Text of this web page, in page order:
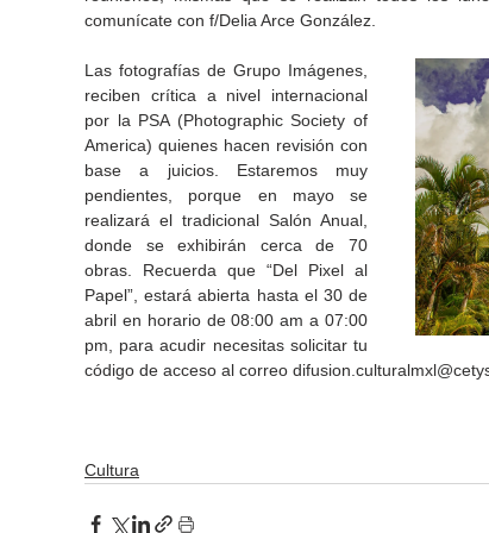
comunícate con f/Delia Arce González.
Las fotografías de Grupo Imágenes,
reciben crítica a nivel internacional
por la PSA (Photographic Society of
America) quienes hacen revisión con
base a juicios. Estaremos muy
pendientes, porque en mayo se
realizará el tradicional Salón Anual,
donde se exhibirán cerca de 70
obras. Recuerda que “Del Pixel al
Papel”, estará abierta hasta el 30 de
abril en horario de 08:00 am a 07:00
pm, para acudir necesitas solicitar tu
código de acceso al correo
Cultura
Cultura BC invita a
integrarse a la Red
Estatal de Música 2026
Gobierno de Baja
California reconocerá a
guardianes del patrimonio
cultural